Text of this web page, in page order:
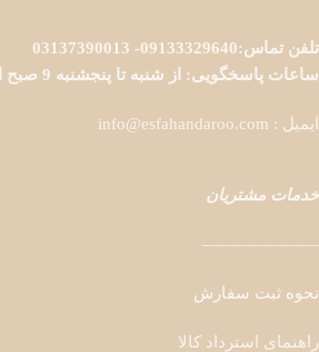
تلفن تماس:09133329640- 03137390013
ساعات پاسخگویی: از شنبه تا پنجشنبه 9 صبح الی 13 و 17 الی 21
ایمیل : info@esfahandaroo.com
خدمات مشتریان
———————
نحوه ثبت سفارش
راهنمای استرداد کالا